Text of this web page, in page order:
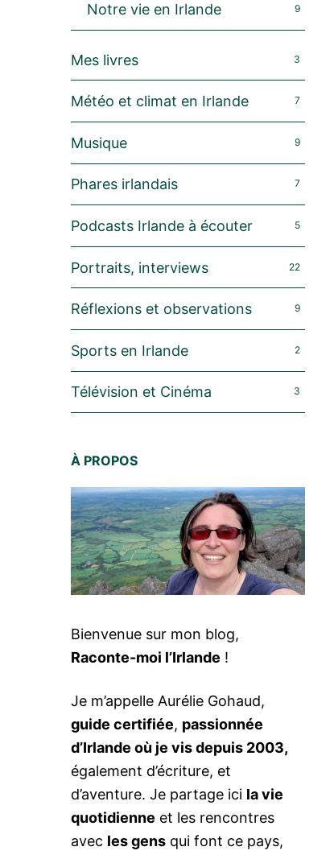
Notre vie en Irlande 9
Mes livres 3
Météo et climat en Irlande 7
Musique 9
Phares irlandais 7
Podcasts Irlande à écouter 5
Portraits, interviews 22
Réflexions et observations 9
Sports en Irlande 2
Télévision et Cinéma 3
À PROPOS
Bienvenue sur mon blog,
Raconte-moi l’Irlande !
Je m’appelle Aurélie Gohaud,
guide certifiée, passionnée
d’Irlande où je vis depuis 2003,
également d’écriture, et
d’aventure. Je partage ici la vie
quotidienne et les rencontres
avec les gens qui font ce pays,